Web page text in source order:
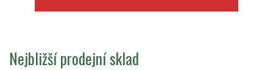
Nejbližší prodejní sklad